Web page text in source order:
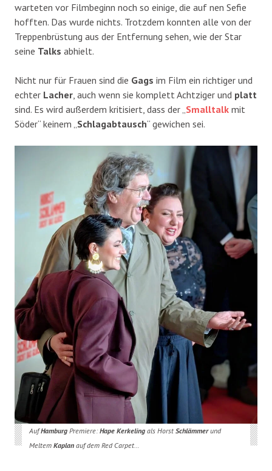
warteten vor Filmbeginn noch so einige, die auf nen Sefie
hofften. Das wurde nichts. Trotzdem konnten alle von der
Treppenbrüstung aus der Entfernung sehen, wie der Star
seine Talks abhielt.
Nicht nur für Frauen sind die Gags im Film ein richtiger und
echter Lacher, auch wenn sie komplett Achtziger und platt
sind. Es wird außerdem kritisiert, dass der „Smalltalk mit
Söder“ keinem „Schlagabtausch“ gewichen sei.
AufHamburgPremiere:Hape Kerkelingals Horst Schlämmerund
Meltem Kaplanauf dem Red Carpet…